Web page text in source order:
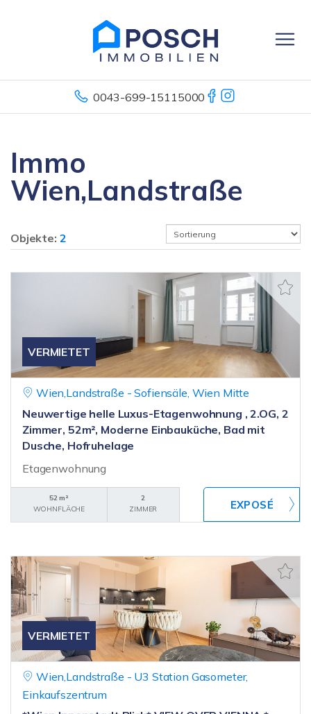
0043-699-15115000
Immo
Wien,Landstraße
Objekte: 2
VERMIETET
Wien,Landstraße - Sofiensäle, Wien Mitte
Neuwertige helle Luxus-Etagenwohnung , 2.OG, 2
Zimmer, 52m², Moderne Einbauküche, Bad mit
Dusche, Hofruhelage
Etagenwohnung
52 m²
WOHNFLÄCHE
2
ZIMMER
VERMIETET
Wien,Landstraße - U3 Station Gasometer,
Einkaufszentrum